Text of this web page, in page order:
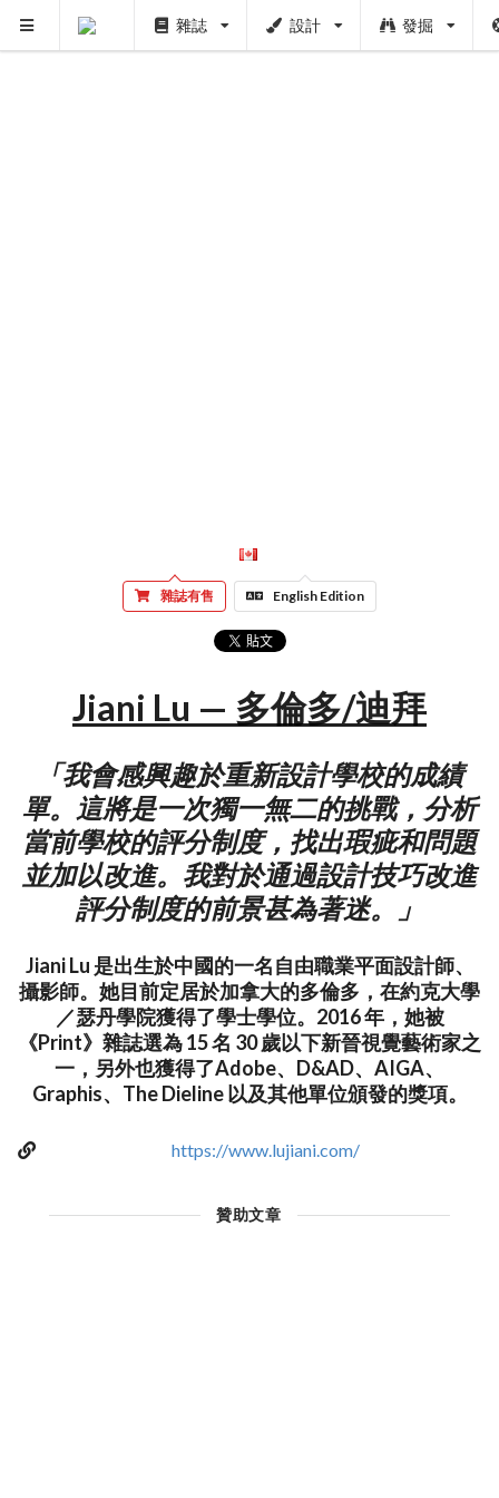
雜誌 設計 發掘
雜誌有售 English Edition
Jiani Lu — 多倫多/迪拜
「我會感興趣於重新設計學校的成績
單。這將是一次獨一無二的挑戰，分析
當前學校的評分制度，找出瑕疵和問題
並加以改進。我對於通過設計技巧改進
評分制度的前景甚為著迷。」
Jiani Lu 是出生於中國的一名自由職業平面設計師、
攝影師。她目前定居於加拿大的多倫多，在約克大學
／瑟丹學院獲得了學士學位。2016 年，她被
《Print》雜誌選為 15 名 30 歲以下新晉視覺藝術家之
一，另外也獲得了Adobe、D&AD、AIGA、
Graphis、The Dieline 以及其他單位頒發的獎項。
https://www.lujiani.com/
贊助文章